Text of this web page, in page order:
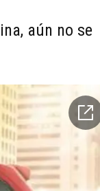
aún no se